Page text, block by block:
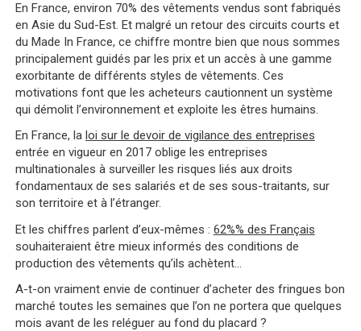
En France, environ 70% des vêtements vendus sont fabriqués
en Asie du Sud-Est. Et malgré un retour des circuits courts et
du Made In France, ce chiffre montre bien que nous sommes
principalement guidés par les prix et un accès à une gamme
exorbitante de différents styles de vêtements. Ces
motivations font que les acheteurs cautionnent un système
qui démolit l’environnement et exploite les êtres humains.
En France, la loi sur le devoir de vigilance des entreprises
entrée en vigueur en 2017 oblige les entreprises
multinationales à surveiller les risques liés aux droits
fondamentaux de ses salariés et de ses sous-traitants, sur
son territoire et à l’étranger.
Et les chiffres parlent d’eux-mêmes : 62%% des Français
souhaiteraient être mieux informés des conditions de
production des vêtements qu’ils achètent…
A-t-on vraiment envie de continuer d’acheter des fringues bon
marché toutes les semaines que l’on ne portera que quelques
mois avant de les reléguer au fond du placard ?